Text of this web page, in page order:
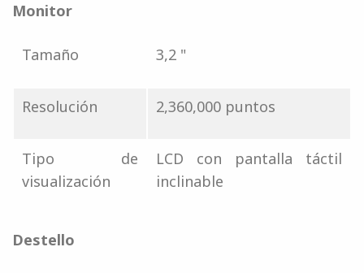
Monitor
Tamaño 3,2 "
Resolución 2,360,000 puntos
Tipo de
visualización
LCD con pantalla táctil
inclinable
Destello